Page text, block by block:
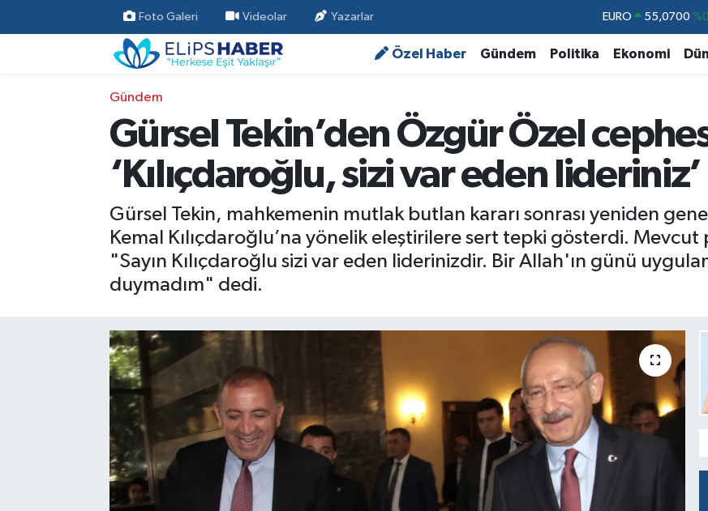
Foto Galeri Videolar Yazarlar STERLİN 64,2438
GRAM ALTIN 6518.23
DOLAR 47,5986
EURO 55,0700
Özel Haber Gündem Politika Ekonomi
Gündem
Gürsel Tekin’den Özgür Özel
‘Kılıçdaroğlu, sizi var eden lideriniz’
Gürsel Tekin, mahkemenin mutlak butlan kararı sonrası yeniden
Kemal Kılıçdaroğlu’na yönelik eleştirilere sert tepki gösterdi.
"Sayın Kılıçdaroğlu sizi var eden liderinizdir. Bir Allah'ın günü
duymadım" dedi.
Özel Haber
Bilim - Teknoloji
Nöbetçi Eczaneler
Hava Durumu
Trafik Durumu
Süper Lig Puan Durumu ve Fikstür
Son Dakika Haberleri